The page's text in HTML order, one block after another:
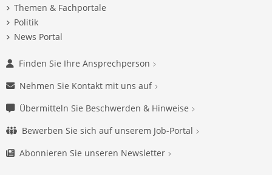
Themen & Fachportale
Politik
News Portal
Finden Sie Ihre Ansprechperson
Nehmen Sie Kontakt mit uns auf
Übermitteln Sie Beschwerden & Hinweise
Bewerben Sie sich auf unserem Job-Portal
Abonnieren Sie unseren Newsletter